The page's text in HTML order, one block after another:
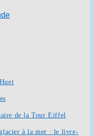
de la Tour Eiffel
à la mer : le livre-